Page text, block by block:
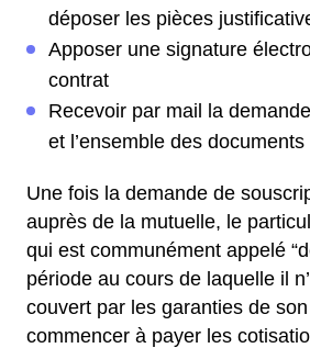
déposer les pièces
Apposer une signature
contrat
Recevoir par mail la
et l’ensemble des
Une fois la demande de
auprès de la mutuelle, le
qui est communément appelé
période au cours de laquelle il
couvert par les garanties de
commencer à payer les